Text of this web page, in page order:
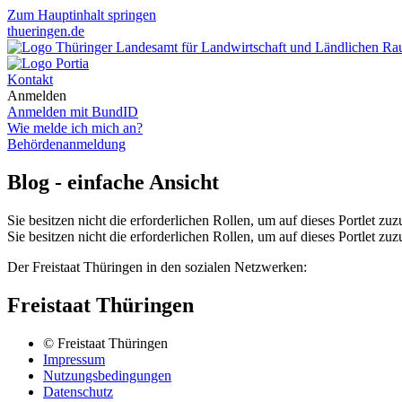
Zum Hauptinhalt springen
thueringen.de
Kontakt
Anmelden
Anmelden mit BundID
Wie melde ich mich an?
Behördenanmeldung
Blog - einfache Ansicht
Sie besitzen nicht die erforderlichen Rollen, um auf dieses Portlet
Sie besitzen nicht die erforderlichen Rollen, um auf dieses Portlet
Der Freistaat Thüringen in den sozialen Netzwerken:
Freistaat Thüringen
© Freistaat Thüringen
Impressum
Nutzungsbedingungen
Datenschutz